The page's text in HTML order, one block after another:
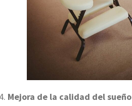
Mejora de la calidad del sueño